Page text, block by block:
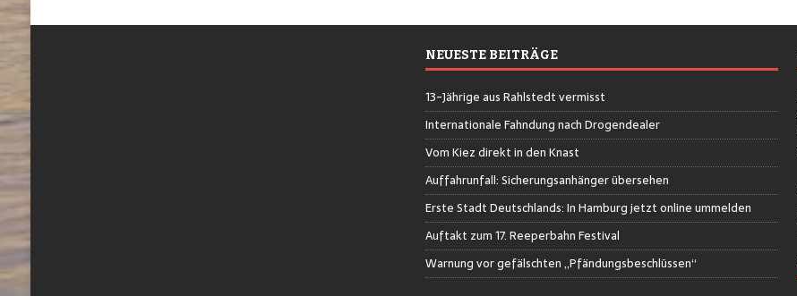
NEUESTE BEITRÄGE
13-Jährige aus Rahlstedt vermisst
Internationale Fahndung nach Drogendealer
Vom Kiez direkt in den Knast
Auffahrunfall: Sicherungsanhänger übersehen
Erste Stadt Deutschlands: In Hamburg jetzt online ummelden
Auftakt zum 17. Reeperbahn Festival
Warnung vor gefälschten „Pfändungsbeschlüssen“